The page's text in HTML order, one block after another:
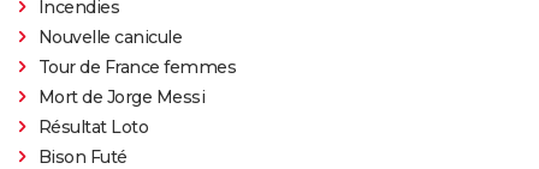
Incendies
Nouvelle canicule
Tour de France femmes
Mort de Jorge Messi
Résultat Loto
Bison Futé